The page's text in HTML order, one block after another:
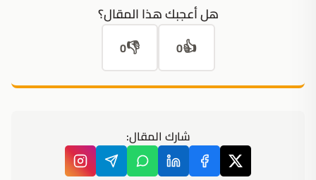
هل أعجبك هذا المقال؟
👍
0
👎
0
شارك المقال: